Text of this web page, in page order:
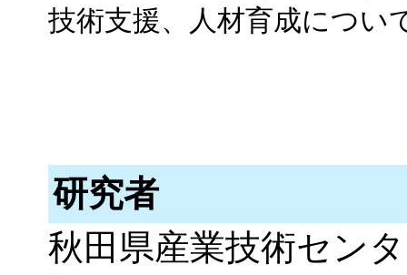
技術支援、人材育成につい
研究者
秋田県産業技術セン